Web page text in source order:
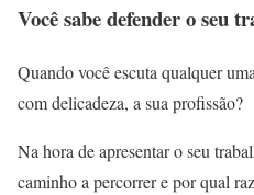
Você sabe defender o seu
Quando você escuta qualquer
com delicadeza, a sua profissão?
Na hora de apresentar o seu
caminho a percorrer e por qual